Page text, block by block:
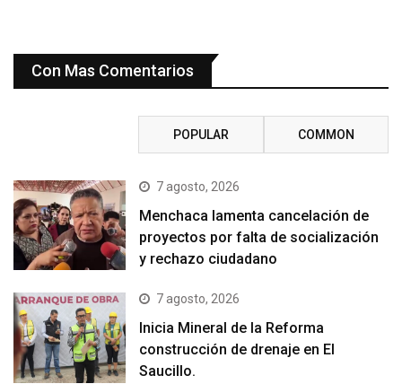
Con Mas Comentarios
POPULAR COMMON
7 agosto, 2026
Menchaca lamenta cancelación de
proyectos por falta de socialización
y rechazo ciudadano
7 agosto, 2026
Inicia Mineral de la Reforma
construcción de drenaje en El
Saucillo.